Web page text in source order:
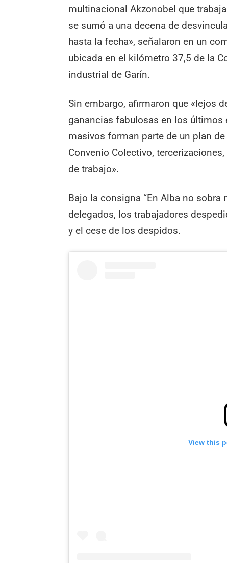
multinacional Akzonobel que
se sumó a una decena de
hasta la fecha», señalaron en un
ubicada en el kilómetro 37,5 de la
industrial de Garín.
Sin embargo, afirmaron que «lejos
ganancias fabulosas en los últimos
masivos forman parte de un plan
Convenio Colectivo,
de trabajo».
Bajo la consigna “En Alba no
delegados, los trabajadores
y el cese de los despidos.
View this